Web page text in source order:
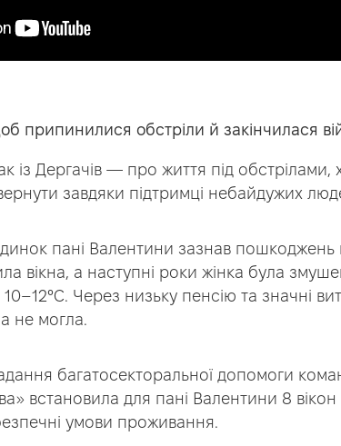
припинилися обстріли й закінчилася
із Дергачів — про життя під
завдяки підтримці небайдужих
пані Валентини зазнав пошкоджень
вікна, а наступні роки жінка була
Через низьку пенсію та значні
не могла.
багатосекторальної допомоги
встановила для пані Валентини 8
умови проживання.